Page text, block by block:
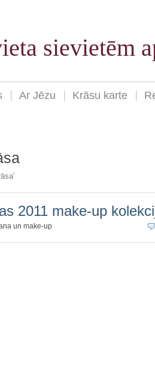
sievietēm
Ar Jēzu Krāsu karte
2011 make-up
un make-up